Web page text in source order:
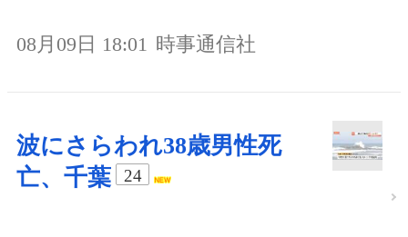
08月09日 18:01 時事通信社
波にさらわれ38歳男性死
亡、千葉
24